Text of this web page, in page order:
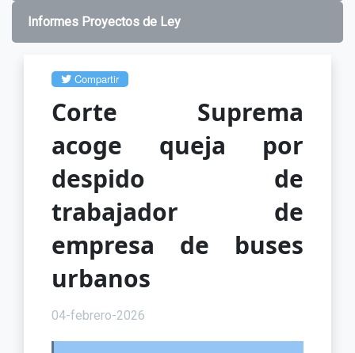
Informes Proyectos de Ley
Compartir
Corte Suprema
acoge queja por
despido de
trabajador de
empresa de buses
urbanos
04-febrero-2026